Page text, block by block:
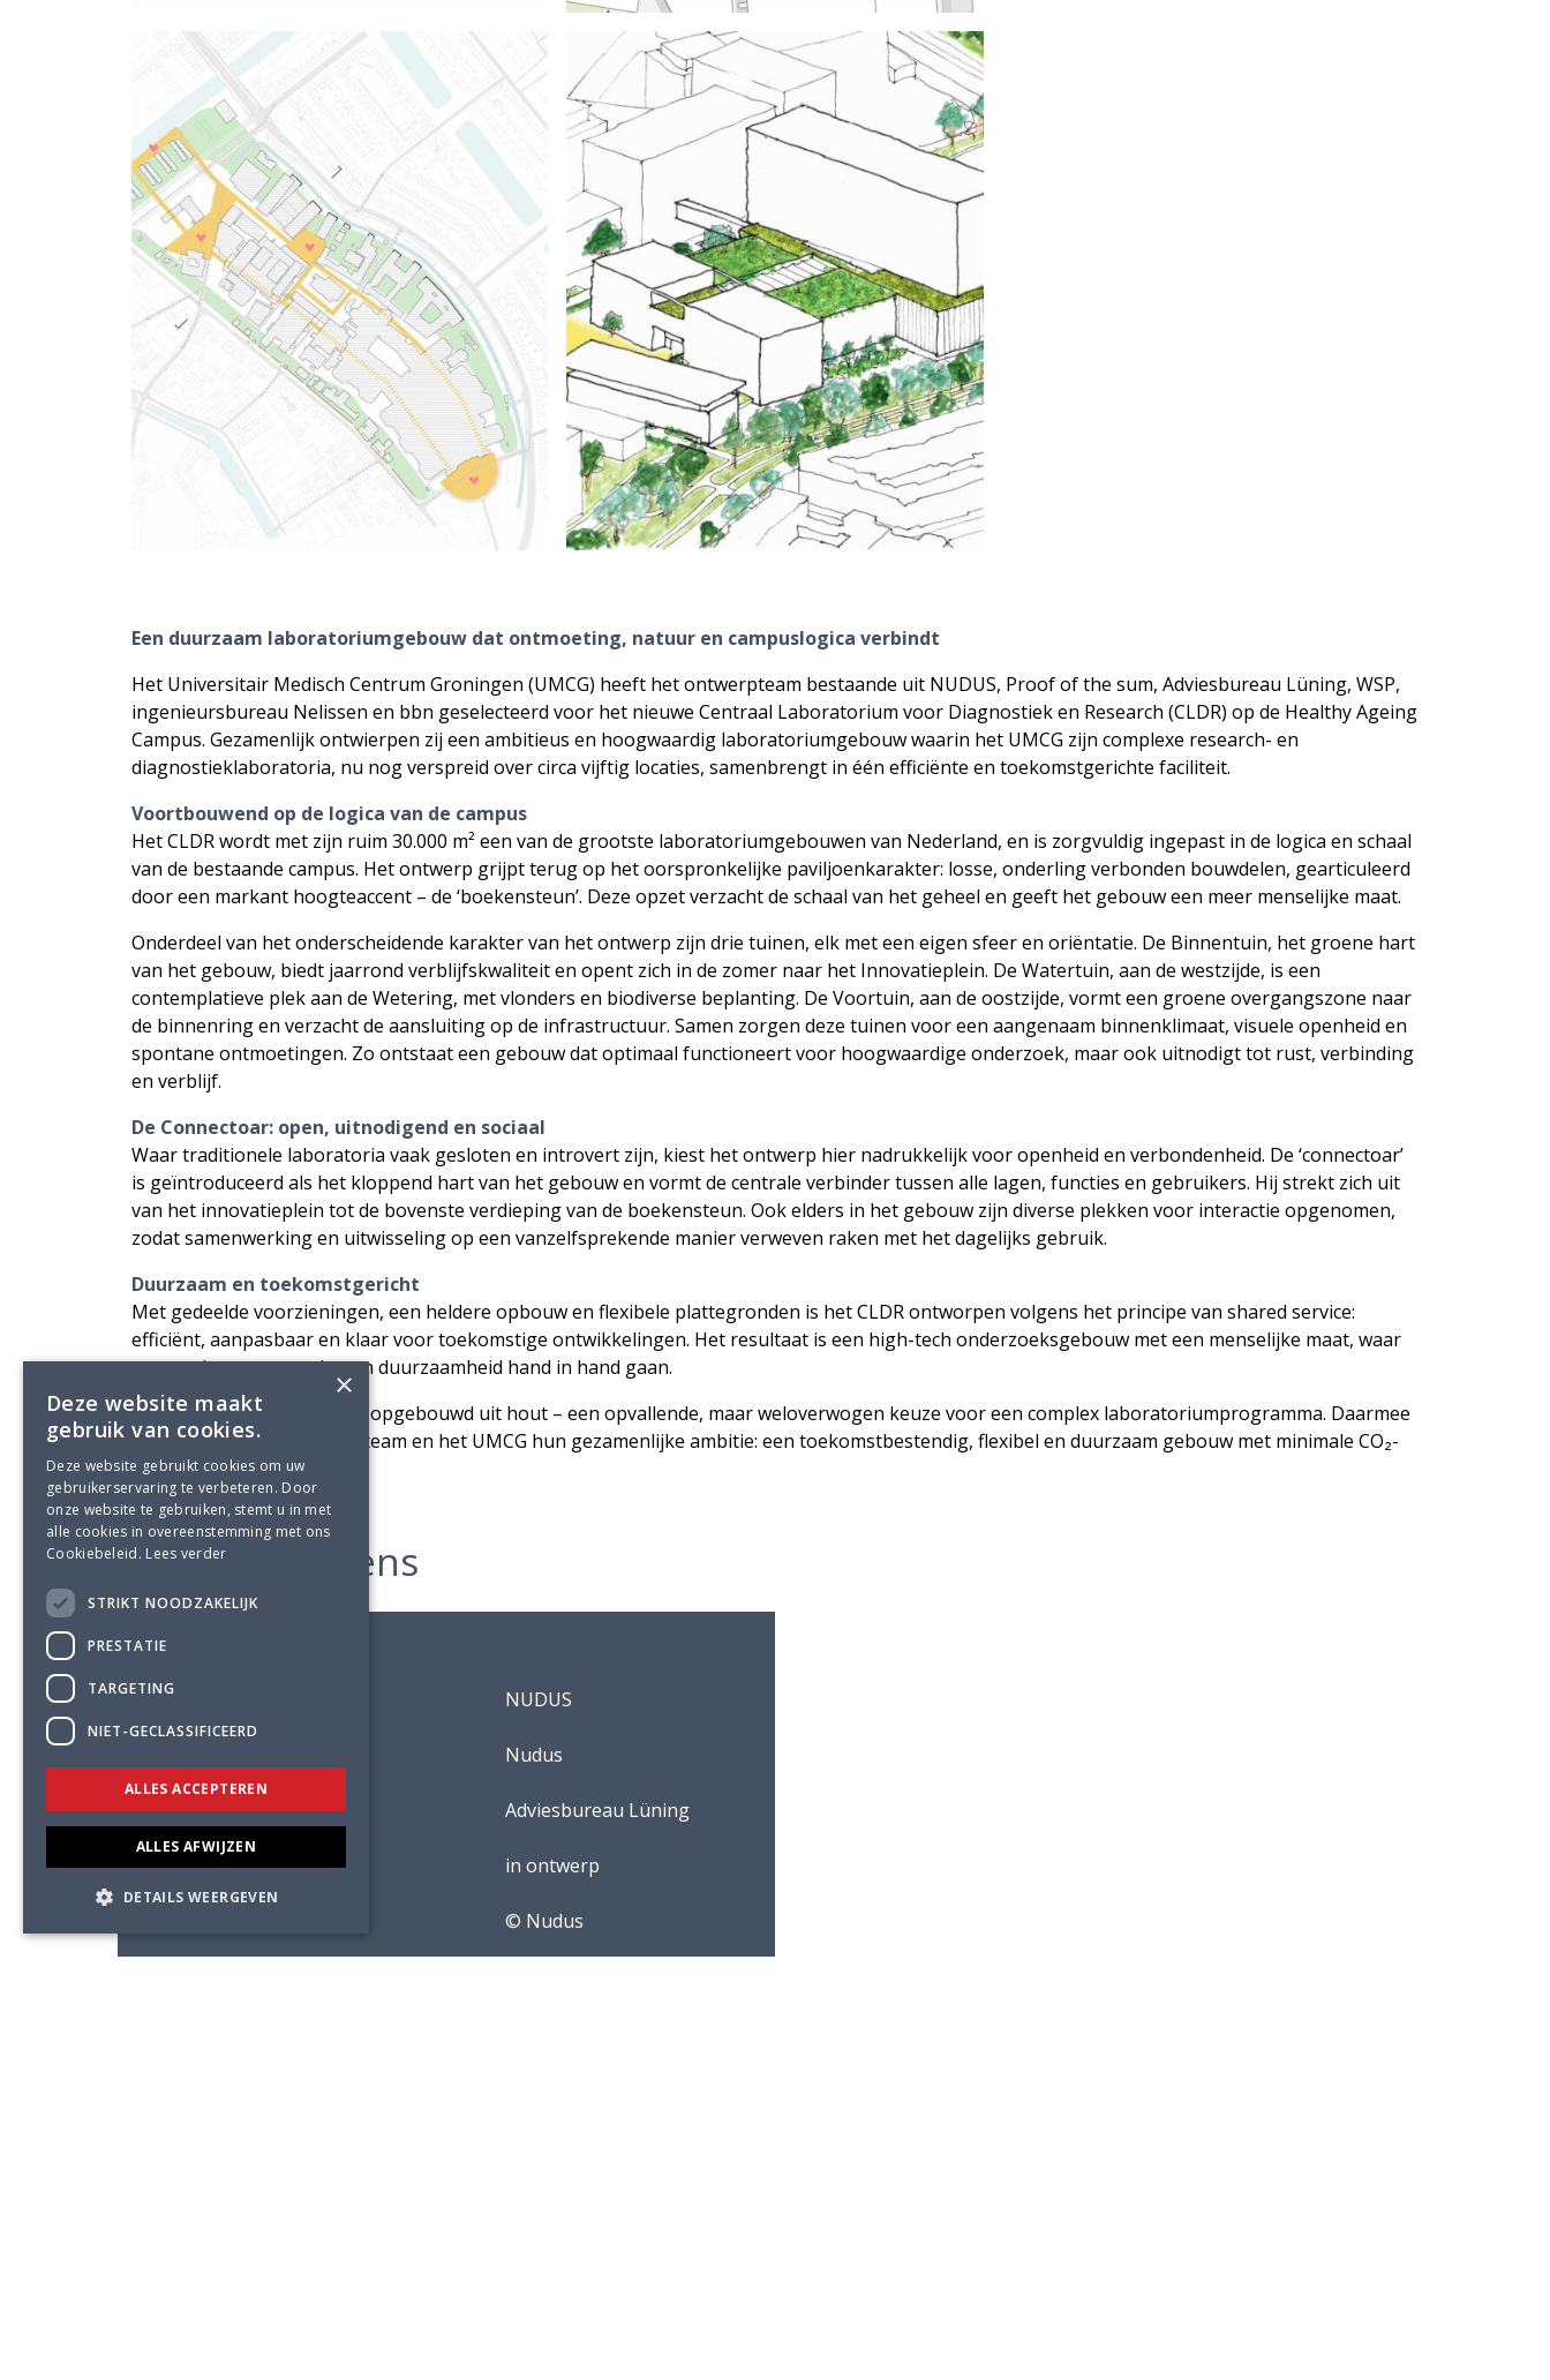
Een duurzaam laboratoriumgebouw dat ontmoeting, natuur en campuslogica verbindt
Het Universitair Medisch Centrum Groningen (UMCG) heeft het ontwerpteam bestaande uit NUDUS, Proof of the sum, Adviesbureau Lüning, WSP,
ingenieursbureau Nelissen en bbn geselecteerd voor het nieuwe Centraal Laboratorium voor Diagnostiek en Research (CLDR) op de Healthy Ageing
Campus. Gezamenlijk ontwierpen zij een ambitieus en hoogwaardig laboratoriumgebouw waarin het UMCG zijn complexe research- en
diagnostieklaboratoria, nu nog verspreid over circa vijftig locaties, samenbrengt in één efficiënte en toekomstgerichte faciliteit.
Voortbouwend op de logica van de campus
Het CLDR wordt met zijn ruim 30.000 m² een van de grootste laboratoriumgebouwen van Nederland, en is zorgvuldig ingepast in de logica en schaal
van de bestaande campus. Het ontwerp grijpt terug op het oorspronkelijke paviljoenkarakter: losse, onderling verbonden bouwdelen, gearticuleerd
door een markant hoogteaccent – de ‘boekensteun’. Deze opzet verzacht de schaal van het geheel en geeft het gebouw een meer menselijke maat.
Onderdeel van het onderscheidende karakter van het ontwerp zijn drie tuinen, elk met een eigen sfeer en oriëntatie. De Binnentuin, het groene hart
van het gebouw, biedt jaarrond verblijfskwaliteit en opent zich in de zomer naar het Innovatieplein. De Watertuin, aan de westzijde, is een
contemplatieve plek aan de Wetering, met vlonders en biodiverse beplanting. De Voortuin, aan de oostzijde, vormt een groene overgangszone naar
de binnenring en verzacht de aansluiting op de infrastructuur. Samen zorgen deze tuinen voor een aangenaam binnenklimaat, visuele openheid en
spontane ontmoetingen. Zo ontstaat een gebouw dat optimaal functioneert voor hoogwaardige onderzoek, maar ook uitnodigt tot rust, verbinding
en verblijf.
De Connectoar: open, uitnodigend en sociaal
Waar traditionele laboratoria vaak gesloten en introvert zijn, kiest het ontwerp hier nadrukkelijk voor openheid en verbondenheid. De ‘connectoar’
is geïntroduceerd als het kloppend hart van het gebouw en vormt de centrale verbinder tussen alle lagen, functies en gebruikers. Hij strekt zich uit
van het innovatieplein tot de bovenste verdieping van de boekensteun. Ook elders in het gebouw zijn diverse plekken voor interactie opgenomen,
zodat samenwerking en uitwisseling op een vanzelfsprekende manier verweven raken met het dagelijks gebruik.
Duurzaam en toekomstgericht
Met gedeelde voorzieningen, een heldere opbouw en flexibele plattegronden is het CLDR ontworpen volgens het principe van shared service:
efficiënt, aanpasbaar en klaar voor toekomstige ontwikkelingen. Het resultaat is een high-tech onderzoeksgebouw met een menselijke maat, waar
wetenschap, ontmoeting en duurzaamheid hand in hand gaan.
Het gebouw is grotendeels opgebouwd uit hout – een opvallende, maar weloverwogen keuze voor een complex laboratoriumprogramma. Daarmee
onderstrepen het ontwerpteam en het UMCG hun gezamenlijke ambitie: een toekomstbestendig, flexibel en duurzaam gebouw met minimale CO₂-
uitstoot.
Projectgegevens
NUDUS
Nudus
Hoofdconstructeur Adviesbureau Lüning
Status in ontwerp
© Nudus
×
Deze website maakt
gebruik van cookies.
Deze website gebruikt cookies om uw
gebruikerservaring te verbeteren. Door
onze website te gebruiken, stemt u in met
alle cookies in overeenstemming met ons
Cookiebeleid. Lees verder
STRIKT NOODZAKELIJK
PRESTATIE
TARGETING
NIET-GECLASSIFICEERD
ALLES ACCEPTEREN
ALLES AFWIJZEN
DETAILS WEERGEVEN